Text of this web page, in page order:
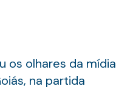
os olhares da mídia
na partida